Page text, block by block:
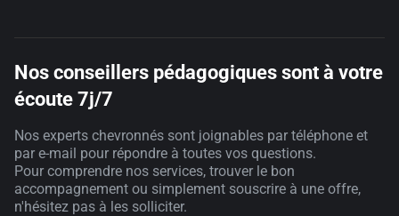
Nos conseillers pédagogiques sont à votre
écoute 7j/7
Nos experts chevronnés sont joignables par téléphone et
par e-mail pour répondre à toutes vos questions.
Pour comprendre nos services, trouver le bon
accompagnement ou simplement souscrire à une offre,
n'hésitez pas à les solliciter.